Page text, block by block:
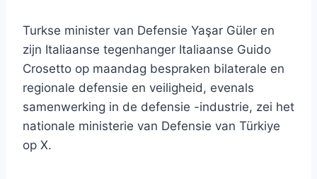
Turkse minister van Defensie Yaşar Güler en
zijn Italiaanse tegenhanger Italiaanse Guido
Crosetto op maandag bespraken bilaterale en
regionale defensie en veiligheid, evenals
samenwerking in de defensie -industrie, zei het
nationale ministerie van Defensie van Türkiye
op X.